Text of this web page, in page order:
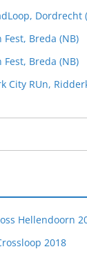
Dordrecht
Breda (NB)
Breda (NB)
City RUn,
Hellendoorn
2018